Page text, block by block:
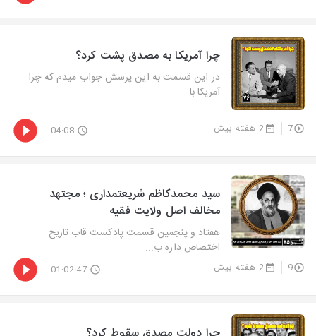
چرا آمریکا به مصدق پشت کرد؟
در این قسمت به این پرسش جواب میدم که چرا
آمریکا با...
7 2 هفته پیش 04:08
سید محمدکاظم شریعتمداری ؛ مجتهد
مخالف اصل ولایت فقیه
هفتاد و پنجمین قسمت پادکست قاب تاریخ
اختصاص داره ب...
9 2 هفته پیش 01:02:47